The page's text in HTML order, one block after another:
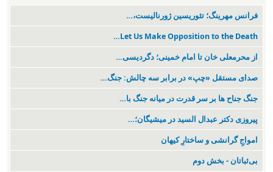
فرانس مهرینگ؛ تئوریسین ژورنالیست،…
Let Us Make Opposition to the Death…
از محرمعلی خان تا امام خمینی؛ دگردیسی…
صدای مستقل «چپ» در برابر سه چالش: جنگ…
جنگ جناح ها بر سر قدرت در میانە جنگ با…
پیروزی دکتر عبدال السید در میشیگان؛…
‌امواجِ گرانشی و ساختارِ کیهان
بی‌ثباتان - بخش دوم